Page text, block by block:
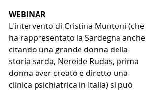
WEBINAR
L'intervento di Cristina Muntoni (che
ha rappresentato la Sardegna anche
citando una grande donna della
storia sarda, Nereide Rudas, prima
donna aver creato e diretto una
clinica psichiatrica in Italia) si può